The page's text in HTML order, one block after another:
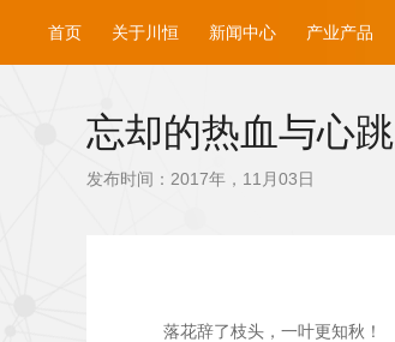
首页 关于川恒 新闻中心 产业产品
忘却的热血与心跳
发布时间：2017年，11月03日
落花辞了枝头，一叶更知秋！